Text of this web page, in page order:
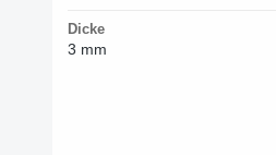
Dicke
3 mm